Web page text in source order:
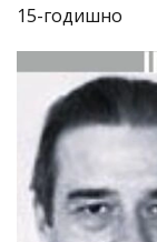
15-годишно